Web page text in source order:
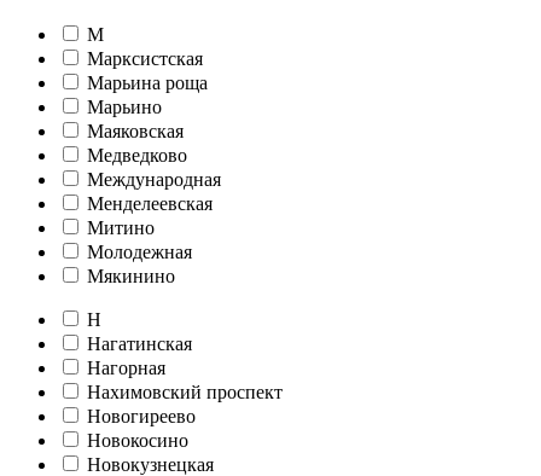
М
Марксистская
Марьина роща
Марьино
Маяковская
Медведково
Международная
Менделеевская
Митино
Молодежная
Мякинино
Н
Нагатинская
Нагорная
Нахимовский проспект
Новогиреево
Новокосино
Новокузнецкая